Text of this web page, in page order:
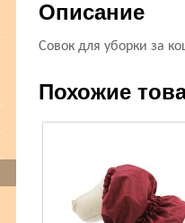
Описание
Совок для уборки за
Похожие